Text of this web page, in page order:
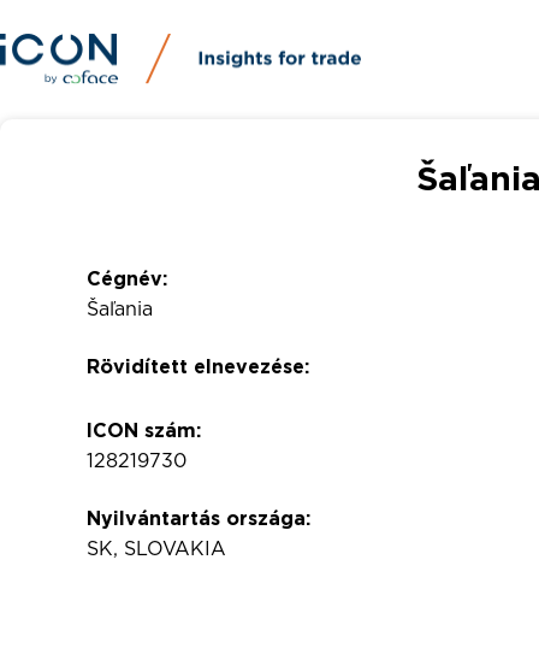
Cégnév:
Šaľania
Rövidített elnevezése:
ICON szám:
128219730
Nyilvántartás országa:
SK, SLOVAKIA